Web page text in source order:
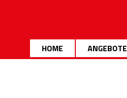
HOME ANGEBOTE